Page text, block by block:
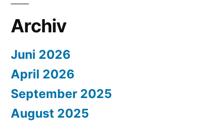
Archiv
Juni 2026
April 2026
September 2025
August 2025